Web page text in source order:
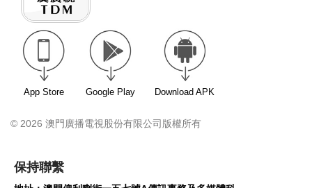
App Store Google Play Download APK
© 2026 澳門廣播電視股份有限公司版權所有
保持聯繫